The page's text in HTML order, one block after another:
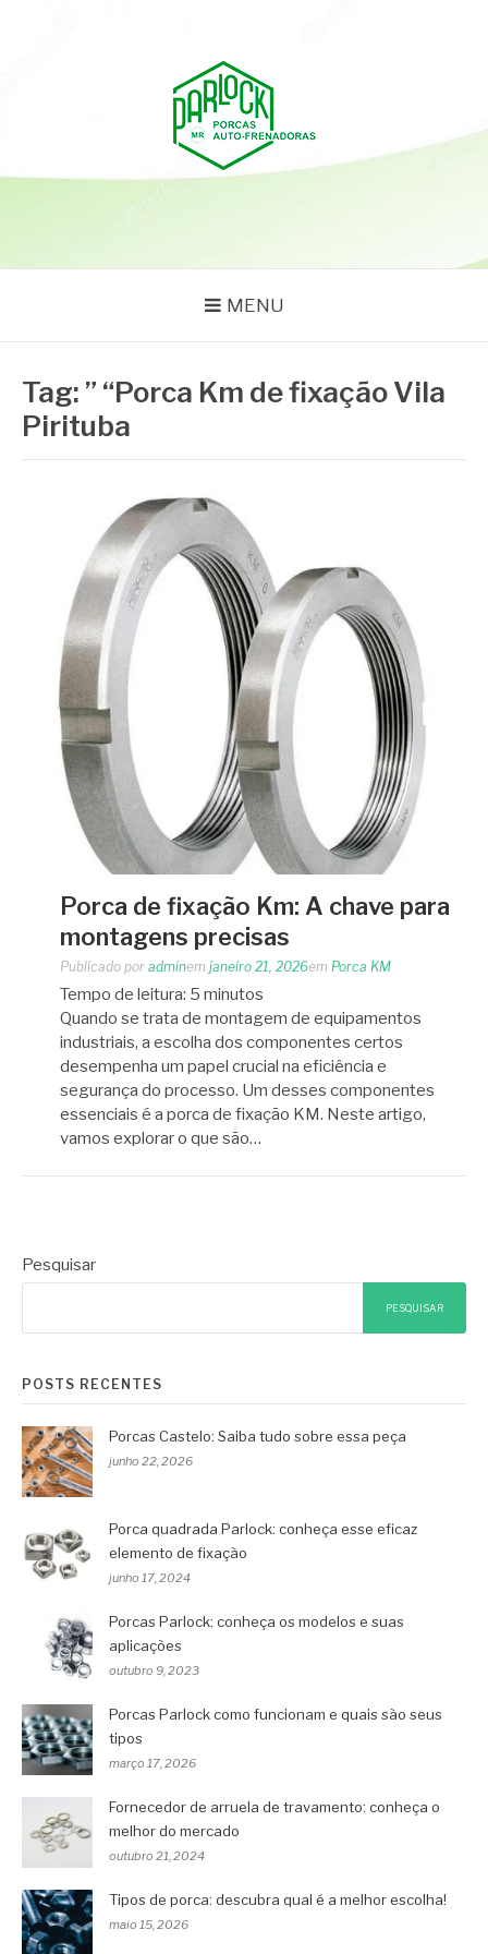
MENU
Tag: ” “Porca Km de fixação Vila
Pirituba
Porca de fixação Km: A chave para
montagens precisas
Publicado por adminem janeiro 21, 2026em Porca KM
Tempo de leitura: 5 minutos
Quando se trata de montagem de equipamentos
industriais, a escolha dos componentes certos
desempenha um papel crucial na eficiência e
segurança do processo. Um desses componentes
essenciais é a porca de fixação KM. Neste artigo,
vamos explorar o que são…
Pesquisar
PESQUISAR
POSTS RECENTES
Porcas Castelo: Saiba tudo sobre essa peça
junho 22, 2026
Porca quadrada Parlock: conheça esse eficaz
elemento de fixação
junho 17, 2024
Porcas Parlock: conheça os modelos e suas
aplicações
outubro 9, 2023
Porcas Parlock como funcionam e quais são seus
tipos
março 17, 2026
Fornecedor de arruela de travamento: conheça o
melhor do mercado
outubro 21, 2024
Tipos de porca: descubra qual é a melhor escolha!
maio 15, 2026